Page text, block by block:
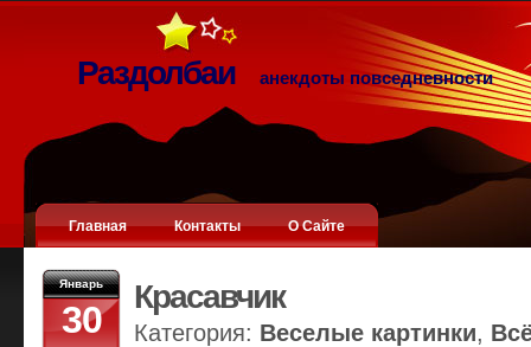
Раздолбаи анекдоты повседневности
Главная Контакты О Сайте
Январь
30
Красавчик
Категория: Веселые картинки,